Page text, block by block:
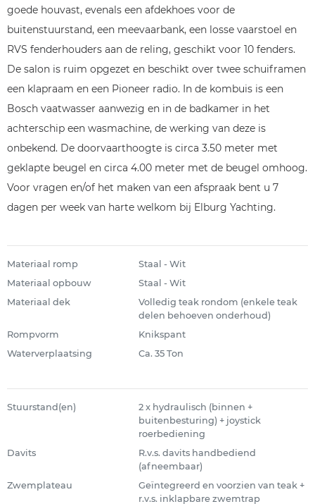
goede houvast, evenals een afdekhoes voor de
buitenstuurstand, een meevaarbank, een losse vaarstoel en
RVS fenderhouders aan de reling, geschikt voor 10 fenders.
De salon is ruim opgezet en beschikt over twee schuiframen
een klapraam en een Pioneer radio. In de kombuis is een
Bosch vaatwasser aanwezig en in de badkamer in het
achterschip een wasmachine, de werking van deze is
onbekend. De doorvaarthoogte is circa 3.50 meter met
geklapte beugel en circa 4.00 meter met de beugel omhoog.
Voor vragen en/of het maken van een afspraak bent u 7
dagen per week van harte welkom bij Elburg Yachting.
Materiaal romp
Staal - Wit
Materiaal opbouw
Staal - Wit
Materiaal dek
Volledig teak rondom (enkele teak
delen behoeven onderhoud)
Rompvorm
Knikspant
Waterverplaatsing
Ca. 35 Ton
Stuurstand(en)
2 x hydraulisch (binnen +
buitenbesturing) + joystick
roerbediening
Davits
R.v.s. davits handbediend
(afneembaar)
Zwemplateau
Geïntegreerd en voorzien van teak +
r.v.s. inklapbare zwemtrap